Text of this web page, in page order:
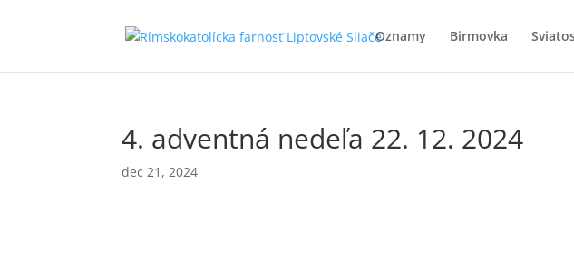
Oznamy Birmovka
4. adventná nedeľa 22. 12. 2024
dec 21, 2024